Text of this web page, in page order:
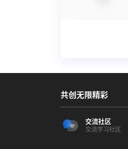
共创无限精彩
交流社区
交流学习社区